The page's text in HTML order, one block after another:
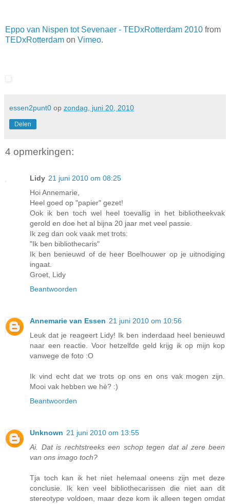
Eppo van Nispen tot Sevenaer - TEDxRotterdam 2010 from
TEDxRotterdam on Vimeo.
essen2punt0 op zondag, juni 20, 2010
Delen
4 opmerkingen:
Lidy 21 juni 2010 om 08:25
Hoi Annemarie,
Heel goed op "papier" gezet!
Ook ik ben toch wel heel toevallig in het bibliotheekvak
gerold en doe het al bijna 20 jaar met veel passie.
Ik zeg dan ook vaak met trots:
"Ik ben bibliothecaris"
Ik ben benieuwd of de heer Boelhouwer op je uitnodiging
ingaat.
Groet, Lidy
Beantwoorden
Annemarie van Essen 21 juni 2010 om 10:56
Leuk dat je reageert Lidy! Ik ben inderdaad heel benieuwd
naar een reactie. Voor hetzelfde geld krijg ik op mijn kop
vanwege de foto :O
Ik vind echt dat we trots op ons en ons vak mogen zijn.
Mooi vak hebben we hè? :)
Beantwoorden
Unknown 21 juni 2010 om 13:55
Ai. Dat is rechtstreeks een schop tegen dat al zere been
van ons imago toch?
Tja toch kan ik het niet helemaal oneens zijn met deze
conclusie. Ik ken veel bibliothecarissen die niet aan dit
stereotype voldoen, maar deze kom ik alleen tegen omdat